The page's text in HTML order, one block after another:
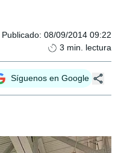
Publicado: 08/09/2014 09:22
3 min. lectura
Síguenos en Google